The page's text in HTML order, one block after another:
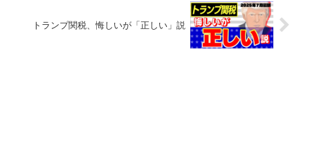
トランプ関税、悔しいが「正しい」説